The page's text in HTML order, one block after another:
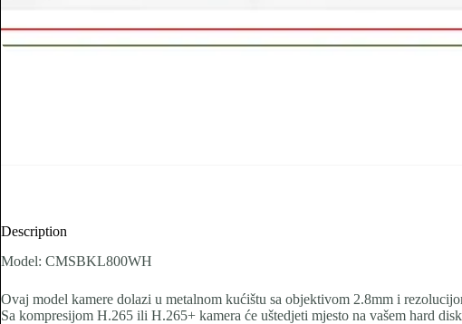
Description
Model: CMSBKL800WH
Ovaj model kamere dolazi u metalnom kućištu sa objektivom 2.8mm i
Sa kompresijom H.265 ili H.265+ kamera će uštedjeti mjesto na vašem hard